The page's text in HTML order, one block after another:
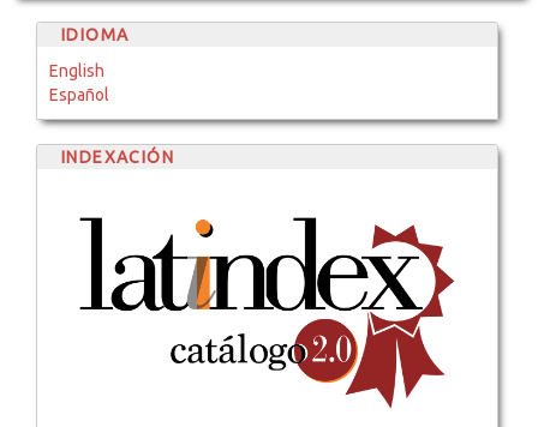
IDIOMA
English
Español
INDEXACIÓN